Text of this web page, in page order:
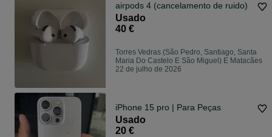
airpods 4 (cancelamento de ruido)
Usado
40 €
Torres Vedras (São Pedro, Santiago, Santa
Maria Do Castelo E São Miguel) E Matacães
22 de julho de 2026
iPhone 15 pro | Para Peças
Usado
20 €